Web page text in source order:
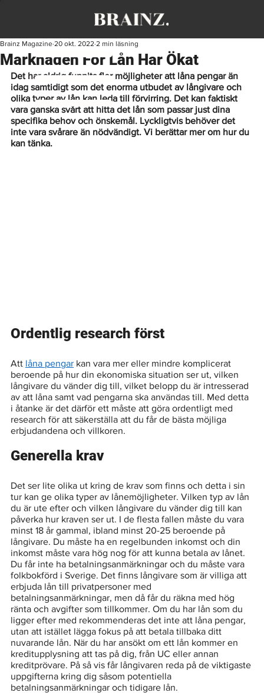
Marknaden För Lån Har Ökat
Brainz Magazine 20 okt. 2022 2 min läsning
Det har aldrig funnits fler möjligheter att låna pengar än
idag samtidigt som det enorma utbudet av långivare och
olika typer av lån kan leda till förvirring. Det kan faktiskt
vara ganska svårt att hitta det lån som passar just dina
specifika behov och önskemål. Lyckligtvis behöver det
inte vara svårare än nödvändigt. Vi berättar mer om hur du
kan tänka.
Ordentlig research först
Att låna pengar kan vara mer eller mindre komplicerat
beroende på hur din ekonomiska situation ser ut, vilken
långivare du vänder dig till, vilket belopp du är intresserad
av att låna samt vad pengarna ska användas till. Med detta
i åtanke är det därför ett måste att göra ordentligt med
research för att säkerställa att du får de bästa möjliga
erbjudandena och villkoren.
Generella krav
Det ser lite olika ut kring de krav som finns och detta i sin
tur kan ge olika typer av lånemöjligheter. Vilken typ av lån
du är ute efter och vilken långivare du vänder dig till kan
påverka hur kraven ser ut. I de flesta fallen måste du vara
minst 18 år gammal, ibland minst 20-25 beroende på
långivare. Du måste ha en regelbunden inkomst och din
inkomst måste vara hög nog för att kunna betala av lånet.
Du får inte ha betalningsanmärkningar och du måste vara
folkbokförd i Sverige. Det finns långivare som är villiga att
erbjuda lån till privatpersoner med
betalningsanmärkningar, men då får du räkna med hög
ränta och avgifter som tillkommer. Om du har lån som du
ligger efter med rekommenderas det inte att låna pengar,
utan att istället lägga fokus på att betala tillbaka ditt
nuvarande lån. När du har ansökt om ett lån kommer en
kreditupplysning att tas på dig, från UC eller annan
kreditprövare. På så vis får långivaren reda på de viktigaste
uppgifterna kring dig såsom potentiella
betalningsanmärkningar och tidigare lån.